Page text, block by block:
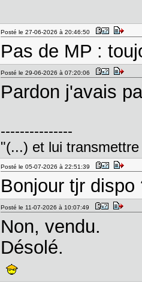
Posté le 27-06-2026 à 20:46:50
Pas de MP :
Posté le 29-06-2026 à 07:20:06
Pardon j'avais
---------------
"(...) et lui
Posté le 05-07-2026 à 22:51:39
Bonjour tjr dispo
Posté le 11-07-2026 à 10:07:49
Non, vendu.
Désolé.